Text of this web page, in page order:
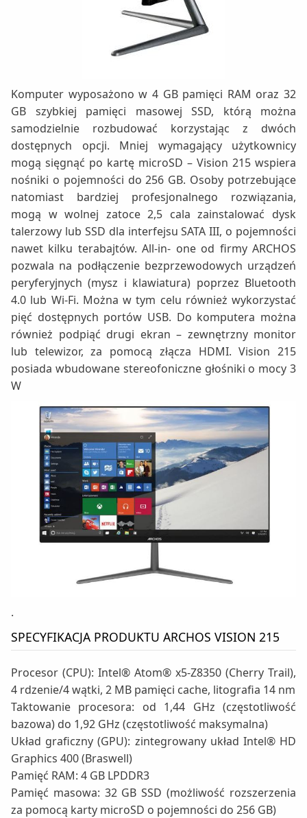
Komputer wyposażono w 4 GB pamięci RAM oraz 32
GB szybkiej pamięci masowej SSD, którą można
samodzielnie rozbudować korzystając z dwóch
dostępnych opcji. Mniej wymagający użytkownicy
mogą sięgnąć po kartę microSD – Vision 215 wspiera
nośniki o pojemności do 256 GB. Osoby potrzebujące
natomiast bardziej profesjonalnego rozwiązania,
mogą w wolnej zatoce 2,5 cala zainstalować dysk
talerzowy lub SSD dla interfejsu SATA III, o pojemności
nawet kilku terabajtów. All-in- one od firmy ARCHOS
pozwala na podłączenie bezprzewodowych urządzeń
peryferyjnych (mysz i klawiatura) poprzez Bluetooth
4.0 lub Wi-Fi. Można w tym celu również wykorzystać
pięć dostępnych portów USB. Do komputera można
również podpiąć drugi ekran – zewnętrzny monitor
lub telewizor, za pomocą złącza HDMI. Vision 215
posiada wbudowane stereofoniczne głośniki o mocy 3
W
.
SPECYFIKACJA PRODUKTU ARCHOS VISION 215
Procesor (CPU): Intel® Atom® x5-Z8350 (Cherry Trail),
4 rdzenie/4 wątki, 2 MB pamięci cache, litografia 14 nm
Taktowanie procesora: od 1,44 GHz (częstotliwość
bazowa) do 1,92 GHz (częstotliwość maksymalna)
Układ graficzny (GPU): zintegrowany układ Intel® HD
Graphics 400 (Braswell)
Pamięć RAM: 4 GB LPDDR3
Pamięć masowa: 32 GB SSD (możliwość rozszerzenia
za pomocą karty microSD o pojemności do 256 GB)